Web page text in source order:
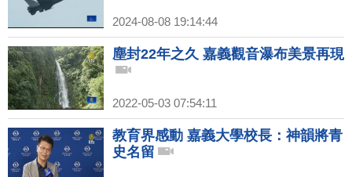
2024-08-08 19:14:44
塵封22年之久 嘉義觀音瀑布美景再現
2022-05-03 07:54:11
教育界感動 嘉義大學校長：神韻將青
史名留